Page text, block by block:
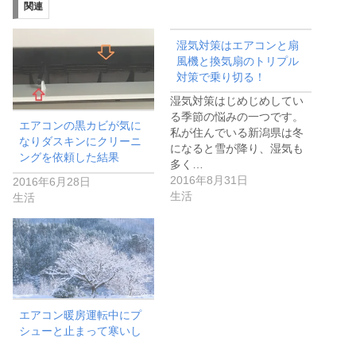
関連
エアコンの黒カビが気に
なりダスキンにクリーニ
ングを依頼した結果
2016年6月28日
生活
湿気対策はエアコンと扇
風機と換気扇のトリプル
対策で乗り切る！
湿気対策はじめじめしてい
る季節の悩みの一つです。
私が住んでいる新潟県は冬
になると雪が降り、湿気も
多く…
2016年8月31日
生活
エアコン暖房運転中にプ
シューと止まって寒いし